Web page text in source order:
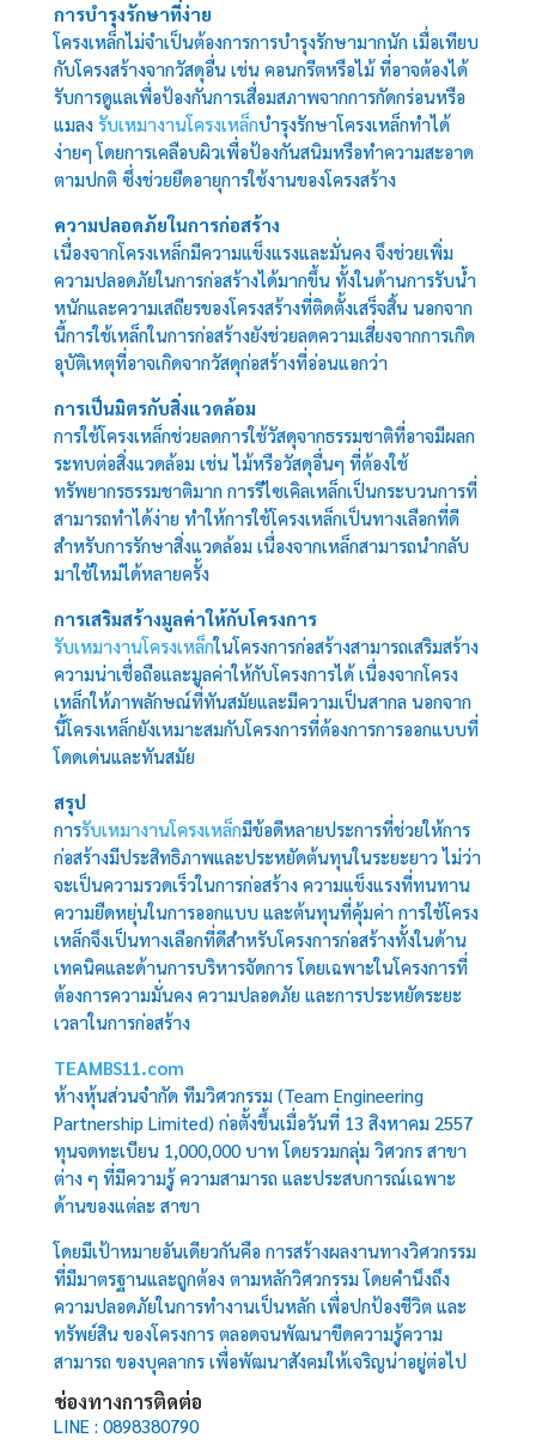
การบำรุงรักษาที่ง่าย
โครงเหล็กไม่จำเป็นต้องการการบำรุงรักษามากนัก เมื่อเทียบ
กับโครงสร้างจากวัสดุอื่น เช่น คอนกรีตหรือไม้ ที่อาจต้องได้
รับการดูแลเพื่อป้องกันการเสื่อมสภาพจากการกัดกร่อนหรือ
แมลง รับเหมางานโครงเหล็กบำรุงรักษาโครงเหล็กทำได้
ง่ายๆ โดยการเคลือบผิวเพื่อป้องกันสนิมหรือทำความสะอาด
ตามปกติ ซึ่งช่วยยืดอายุการใช้งานของโครงสร้าง
ความปลอดภัยในการก่อสร้าง
เนื่องจากโครงเหล็กมีความแข็งแรงและมั่นคง จึงช่วยเพิ่ม
ความปลอดภัยในการก่อสร้างได้มากขึ้น ทั้งในด้านการรับน้ำ
หนักและความเสถียรของโครงสร้างที่ติดตั้งเสร็จสิ้น นอกจาก
นี้การใช้เหล็กในการก่อสร้างยังช่วยลดความเสี่ยงจากการเกิด
อุบัติเหตุที่อาจเกิดจากวัสดุก่อสร้างที่อ่อนแอกว่า
การเป็นมิตรกับสิ่งแวดล้อม
การใช้โครงเหล็กช่วยลดการใช้วัสดุจากธรรมชาติที่อาจมีผลก
ระทบต่อสิ่งแวดล้อม เช่น ไม้หรือวัสดุอื่นๆ ที่ต้องใช้
ทรัพยากรธรรมชาติมาก การรีไซเคิลเหล็กเป็นกระบวนการที่
สามารถทำได้ง่าย ทำให้การใช้โครงเหล็กเป็นทางเลือกที่ดี
สำหรับการรักษาสิ่งแวดล้อม เนื่องจากเหล็กสามารถนำกลับ
มาใช้ใหม่ได้หลายครั้ง
การเสริมสร้างมูลค่าให้กับโครงการ
รับเหมางานโครงเหล็กในโครงการก่อสร้างสามารถเสริมสร้าง
ความน่าเชื่อถือและมูลค่าให้กับโครงการได้ เนื่องจากโครง
เหล็กให้ภาพลักษณ์ที่ทันสมัยและมีความเป็นสากล นอกจาก
นี้โครงเหล็กยังเหมาะสมกับโครงการที่ต้องการการออกแบบที่
โดดเด่นและทันสมัย
สรุป
การรับเหมางานโครงเหล็กมีข้อดีหลายประการที่ช่วยให้การ
ก่อสร้างมีประสิทธิภาพและประหยัดต้นทุนในระยะยาว ไม่ว่า
จะเป็นความรวดเร็วในการก่อสร้าง ความแข็งแรงที่ทนทาน
ความยืดหยุ่นในการออกแบบ และต้นทุนที่คุ้มค่า การใช้โครง
เหล็กจึงเป็นทางเลือกที่ดีสำหรับโครงการก่อสร้างทั้งในด้าน
เทคนิคและด้านการบริหารจัดการ โดยเฉพาะในโครงการที่
ต้องการความมั่นคง ความปลอดภัย และการประหยัดระยะ
เวลาในการก่อสร้าง
TEAMBS11.com
ห้างหุ้นส่วนจำกัด ทีมวิศวกรรม (Team Engineering
Partnership Limited) ก่อตั้งขึ้นเมื่อวันที่ 13 สิงหาคม 2557
ทุนจดทะเบียน 1,000,000 บาท โดยรวมกลุ่ม วิศวกร สาขา
ต่าง ๆ ที่มีความรู้ ความสามารถ และประสบการณ์เฉพาะ
ด้านของแต่ละ สาขา
โดยมีเป้าหมายอันเดียวกันคือ การสร้างผลงานทางวิศวกรรม
ที่มีมาตรฐานและถูกต้อง ตามหลักวิศวกรรม โดยคำนึงถึง
ความปลอดภัยในการทำงานเป็นหลัก เพื่อปกป้องชีวิต และ
ทรัพย์สิน ของโครงการ ตลอดจนพัฒนาขีดความรู้ความ
สามารถ ของบุคลากร เพื่อพัฒนาสังคมให้เจริญน่าอยู่ต่อไป
ช่องทางการติดต่อ
LINE : 0898380790